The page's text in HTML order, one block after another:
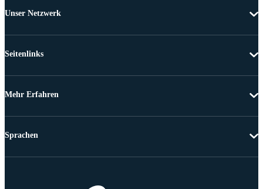
Unser Netzwerk
Seitenlinks
Mehr Erfahren
Sprachen